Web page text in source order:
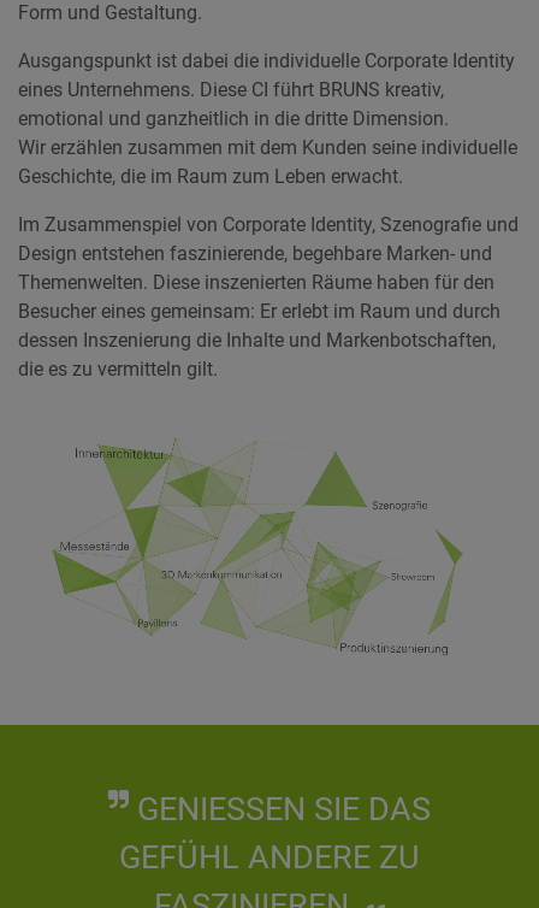
Form und Gestaltung.
Ausgangspunkt ist dabei die individuelle Corporate Identity
eines Unternehmens. Diese CI führt BRUNS kreativ,
emotional und ganzheitlich in die dritte Dimension.
Wir erzählen zusammen mit dem Kunden seine individuelle
Geschichte, die im Raum zum Leben erwacht.
Im Zusammenspiel von Corporate Identity, Szenografie und
Design entstehen faszinierende, begehbare Marken- und
Themenwelten. Diese inszenierten Räume haben für den
Besucher eines gemeinsam: Er erlebt im Raum und durch
dessen Inszenierung die Inhalte und Markenbotschaften,
die es zu vermitteln gilt.
GENIESSEN SIE DAS G
EFÜHL ANDERE ZU F